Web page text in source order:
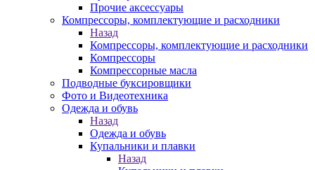
Прочие аксессуары
Компрессоры, комплектующие и расходники
Назад
Компрессоры, комплектующие и расходники
Компрессоры
Компрессорные масла
Подводные буксировщики
Фото и Видеотехника
Одежда и обувь
Назад
Одежда и обувь
Купальники и плавки
Назад